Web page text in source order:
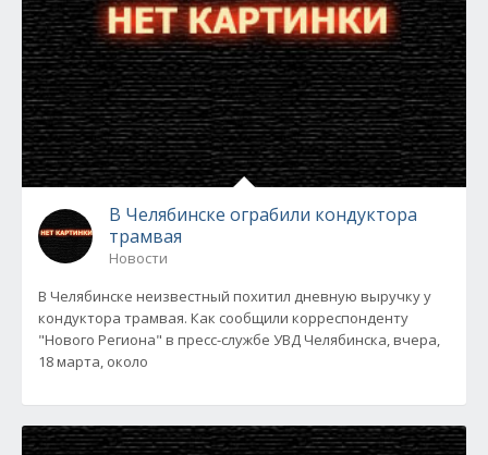
В Челябинске ограбили кондуктора
трамвая
Новости
В Челябинске неизвестный похитил дневную выручку у
кондуктора трамвая. Как сообщили корреспонденту
"Нового Региона" в пресс-службе УВД Челябинска, вчера,
18 марта, около